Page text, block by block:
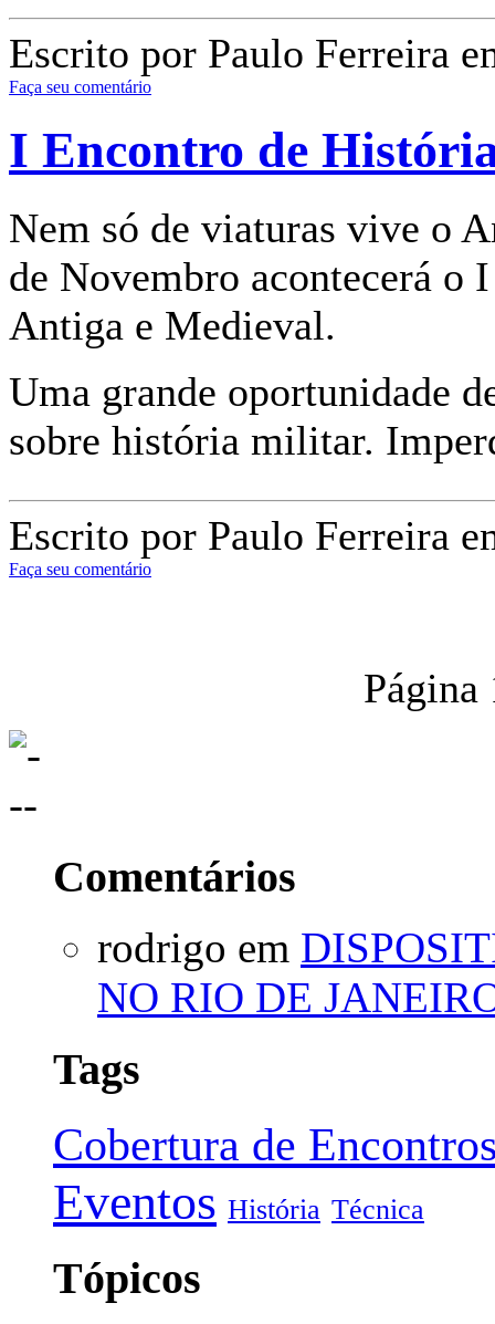
Escrito por Paulo Ferreira
Faça seu comentário
I Encontro de
Nem só de viaturas vive o
de Novembro acontecerá
Antiga e Medieval.
Uma grande oportunidade
sobre história militar.
Escrito por Paulo Ferreira
Faça seu comentário
Página
Comentários
rodrigo em
NO RIO DE
Tags
Cobertura de
Eventos História Técnica
Tópicos